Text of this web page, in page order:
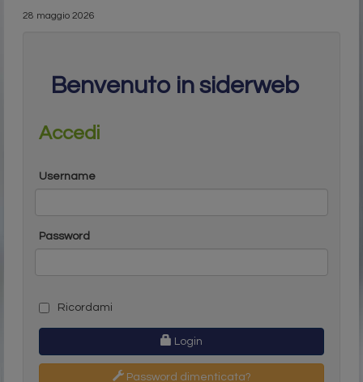
28 maggio 2026
Benvenuto in siderweb
Accedi
Username
Password
Ricordami
Login
Password dimenticata?